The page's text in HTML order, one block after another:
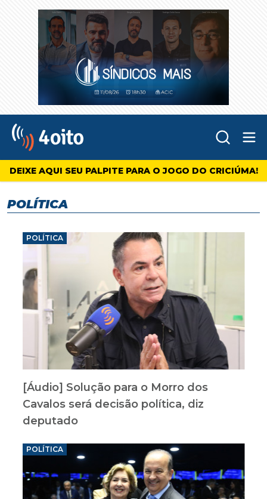
4oito
DEIXE AQUI SEU PALPITE PARA O JOGO DO CRICIÚMA!
POLÍTICA
POLÍTICA
[Áudio] Solução para o Morro dos
Cavalos será decisão política, diz
deputado
POLÍTICA